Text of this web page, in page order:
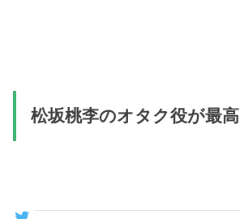
松坂桃李のオタク役が最高